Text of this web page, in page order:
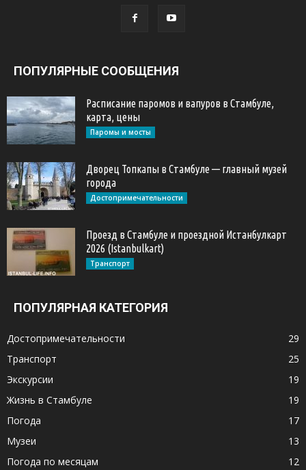
ПОПУЛЯРНЫЕ СООБЩЕНИЯ
Расписание паромов и вапуров в Стамбуле,
карта, цены
Паромы и мосты
Дворец Топкапы в Стамбуле — главный музей
города
Достопримечательности
Проезд в Стамбуле и проездной Истанбулкарт
2026 (Istanbulkart)
Транспорт
ПОПУЛЯРНАЯ КАТЕГОРИЯ
Достопримечательности
29
Транспорт
25
Экскурсии
19
Жизнь в Стамбуле
19
Погода
17
Музеи
13
Погода по месяцам
12